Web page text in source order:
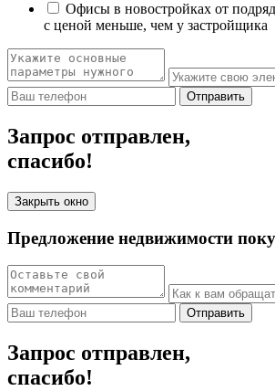
Офисы в новостройках от
с ценой меньше, чем у застройщика
Отправить
Запрос отправлен,
спасибо!
Закрыть окно
Предложение недвижимости
Отправить
Запрос отправлен,
спасибо!